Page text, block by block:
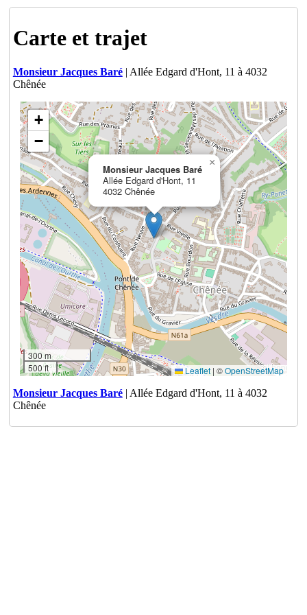
Carte et trajet
Monsieur Jacques Baré| Allée Edgard d'Hont, 11 à 4032
Chênée
Monsieur Jacques Baré
Allée Edgard d'Hont, 11
4032 Chênée
×
+
−
300 m
500 ft
Leaflet | ©OpenStreetMap
Monsieur Jacques Baré| Allée Edgard d'Hont, 11 à 4032
Chênée